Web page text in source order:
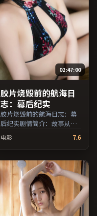
02:47:00
胶片烧毁前的航海日
志：幕后纪实
胶片烧毁前的航海日志：幕
后纪实剧情简介：故事从一
作为隐性背景贯穿始终；由
王小帅执导，鲁妮·玛拉、
吴京、张子枫等主演，英国
出品，家庭类型，2019年上
映 / 2019年3月7日于英国地
区院线首映，网络平台同步
更新片源。上线后可持续关
注影片评分与观众口碑走
电影 7.6